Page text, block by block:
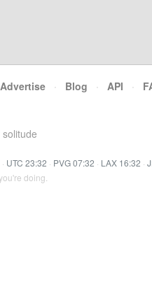
Advertise · Blog · API ·
UTC 23:32 · PVG 07:32 · LAX 16:32 ·
doing.